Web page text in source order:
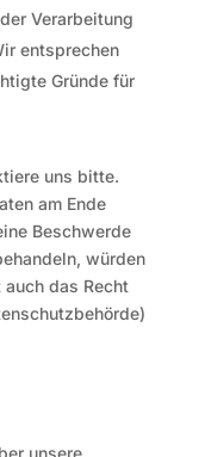
Verarbeitung
entsprechen
Gründe für
uns bitte.
am Ende
Beschwerde
würden
das Recht